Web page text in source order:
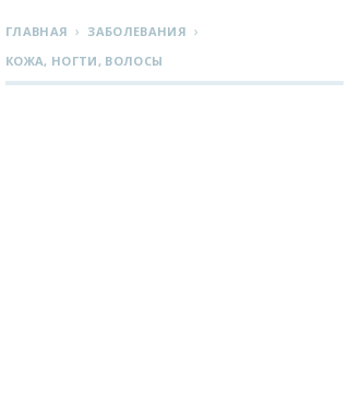
ГЛАВНАЯ › ЗАБОЛЕВАНИЯ ›
КОЖА, НОГТИ, ВОЛОСЫ